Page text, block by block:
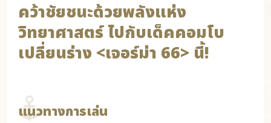
คว้าชัยชนะด้วยพลังแห่ง
วิทยาศาสตร์ ไปกับเด็คคอมโบ
เปลี่ยนร่าง <เจอร์ม่า 66> นี้!
แนวทางการเล่น